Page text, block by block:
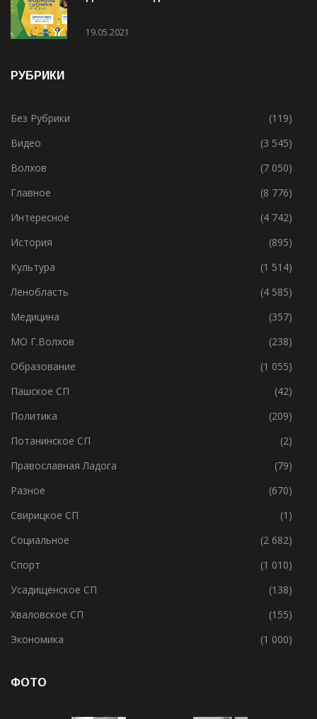
День химика для всех!
Без Рубрики
(119)
Видео
(3 545)
Волхов
(7 050)
Главное
(8 776)
Интересное
(4 742)
История
(895)
Культура
(1 514)
Ленобласть
(4 585)
Медицина
(357)
МО Г.Волхов
(238)
Образование
(1 055)
Пашское СП
(42)
Политика
(209)
Потанинское СП
(2)
Православная Ладога
(79)
Разное
(670)
Свирицкое СП
(1)
Социальное
(2 682)
Спорт
(1 010)
Усадищенское СП
(138)
Хваловское СП
(155)